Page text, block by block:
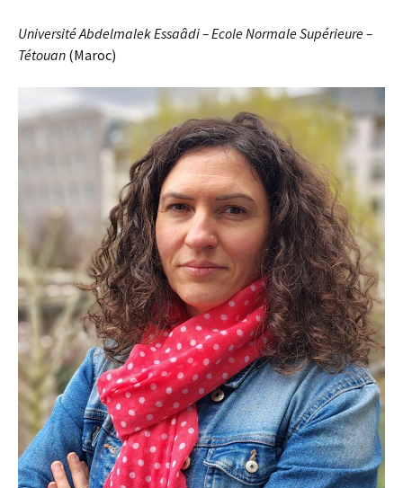
Université Abdelmalek Essaâdi – Ecole Normale Supérieure –
Tétouan (Maroc)